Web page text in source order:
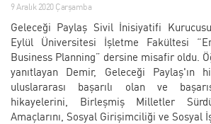
9 Aralık 2020 Çarşamba
Geleceği Paylaş Sivil İnisiyatifi
Eylül Üniversitesi İşletme Fakültesi
Business Planning” dersine misafir oldu.
yanıtlayan Demir, Geleceği Paylaş'ın
uluslararası başarılı olan ve
hikayelerini, Birleşmiş Milletler
Amaçlarını, Sosyal Girişimciliği ve Sosyal